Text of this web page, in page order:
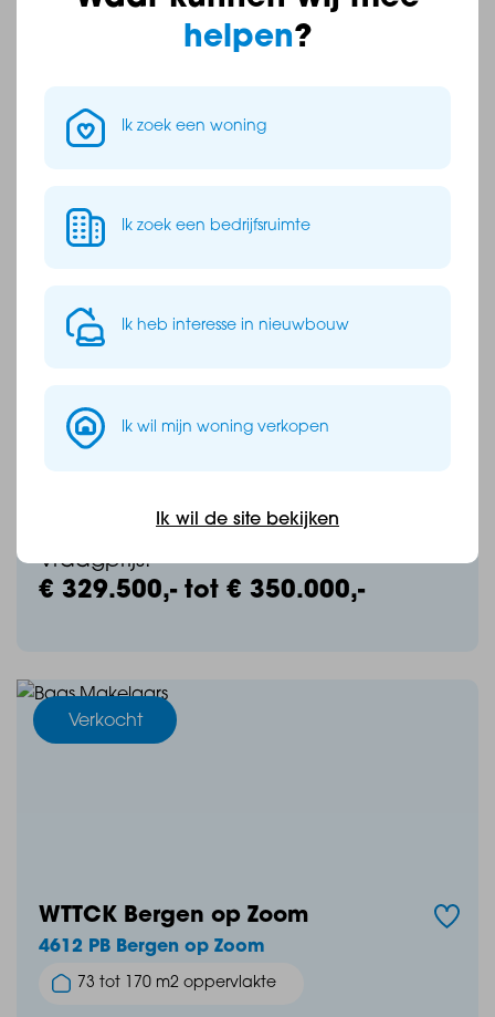
€ 297.500,- tot € 495.000,-
Havenzicht
116 m2 oppervlakte
Vraagprijs:
€ 329.500,- tot € 350.000,-
Verkocht
WTTCK Bergen op Zoom
4612 PB Bergen op Zoom
73 tot 170 m2 oppervlakte
helpen?
Ik zoek een woning
Ik zoek een bedrijfsruimte
Ik heb interesse in nieuwbouw
Ik wil mijn woning verkopen
Ik wil de site bekijken